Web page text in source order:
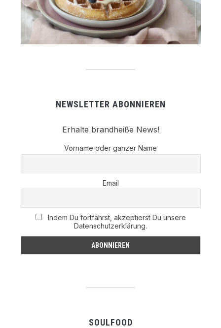
NEWSLETTER ABONNIEREN
Erhalte brandheiße News!
Vorname oder ganzer Name
Email
Indem Du fortfährst, akzeptierst Du unsere
Datenschutzerklärung.
SOULFOOD